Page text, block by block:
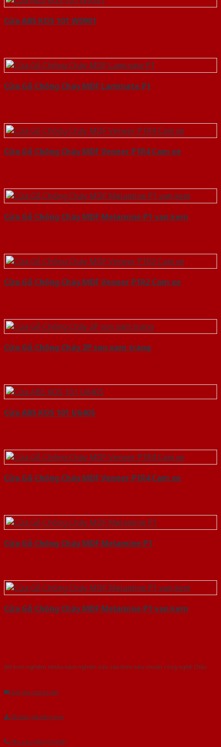
Cửa ABS KOS 101 W0901
Cửa Gỗ Chống Cháy MDF Laminate P1
Cửa Gỗ Chống Cháy MDF Veneer P1R4 Cam xe
Cửa Gỗ Chống Cháy MDF Melamine P1 van kem
Cửa Gỗ Chống Cháy MDF Veneer P1R2 Cam xe
Cửa Gỗ Chống Cháy 2P son xam trang
Cửa ABS KOS 101 U6405
Cửa Gỗ Chống Cháy MDF Veneer P1R4 Cam xe
Cửa Gỗ Chống Cháy MDF Melamine P1
Cửa Gỗ Chống Cháy MDF Melamine P1 van kem
Với kinh nghiệm nhiêu năm nghiên cứu cửa theo tiêu chuẩn công nghệ Châu
Gửi yêu cầu tư vấn
Tải báo giá tổng hợp
Yêu cầu gọi lại (3 phút)